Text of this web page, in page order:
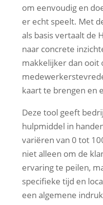
om eenvoudig en
er echt speelt. Met
als basis vertaalt de
naar concrete
makkelijker dan ooit
kaart te brengen en
Deze tool geeft
hulpmiddel in
variëren van 0 tot
niet alleen om de
ervaring te peilen,
specifieke tijd en
een algemene